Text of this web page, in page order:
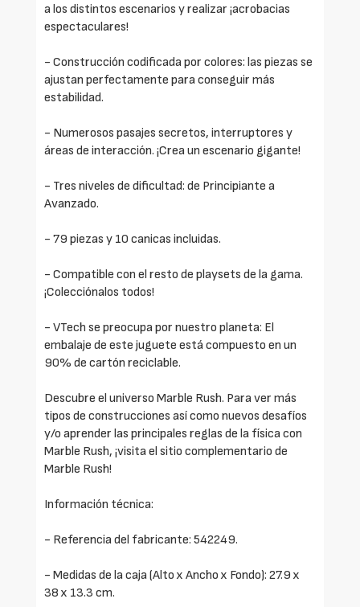
a los distintos escenarios y realizar ¡acrobacias
espectaculares!
- Construcción codificada por colores: las piezas se
ajustan perfectamente para conseguir más
estabilidad.
- Numerosos pasajes secretos, interruptores y
áreas de interacción. ¡Crea un escenario gigante!
- Tres niveles de dificultad: de Principiante a
Avanzado.
- 79 piezas y 10 canicas incluidas.
- Compatible con el resto de playsets de la gama.
¡Colecciónalos todos!
- VTech se preocupa por nuestro planeta: El
embalaje de este juguete está compuesto en un
90% de cartón reciclable.
Descubre el universo Marble Rush. Para ver más
tipos de construcciones así como nuevos desafíos
y/o aprender las principales reglas de la física con
Marble Rush, ¡visita el sitio complementario de
Marble Rush!
Información técnica:
- Referencia del fabricante: 542249.
- Medidas de la caja (Alto x Ancho x Fondo): 27.9 x
38 x 13.3 cm.